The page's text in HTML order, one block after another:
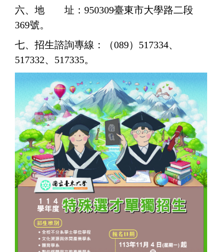
六、地 址：950309臺東市大學路二段
369號。
七、招生諮詢專線：（089）517334、
517332、517335。